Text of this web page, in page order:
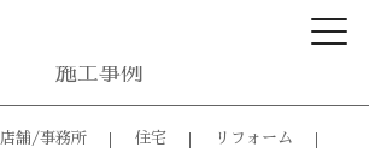
施工事例
店舗/事務所 住宅 リフォーム